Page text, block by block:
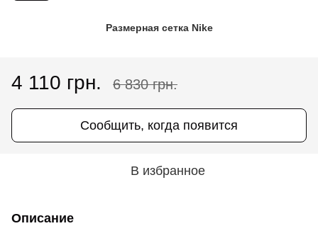
Размерная сетка Nike
4 110 грн. 6 830 грн.
Сообщить, когда появится
В избранное
Описание